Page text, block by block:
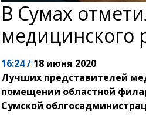
В Сумах
медицинского
16:24 / 18 июня 2020
Лучших представителей
помещении областной
Сумской